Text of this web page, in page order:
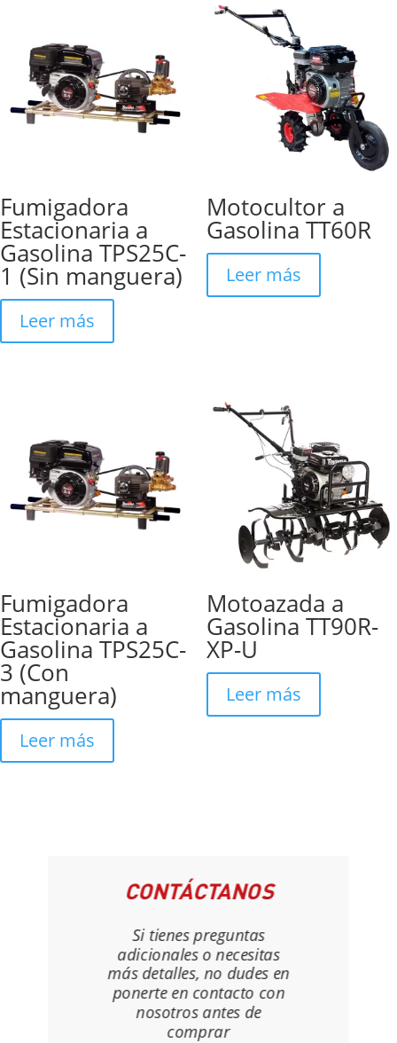
Fumigadora
Estacionaria a
Gasolina TPS25C-
1 (Sin manguera)
Leer más
Motocultor a
Gasolina TT60R
Leer más
Fumigadora
Estacionaria a
Gasolina TPS25C-
3 (Con
manguera)
Leer más
Motoazada a
Gasolina TT90R-
XP-U
Leer más
CONTÁCTANOS
Si tienes preguntas
adicionales o necesitas
más detalles, no dudes en
ponerte en contacto con
nosotros antes de
comprar